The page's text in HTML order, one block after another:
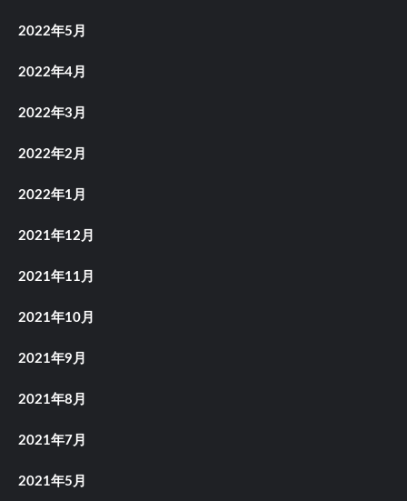
2022年5月
2022年4月
2022年3月
2022年2月
2022年1月
2021年12月
2021年11月
2021年10月
2021年9月
2021年8月
2021年7月
2021年5月